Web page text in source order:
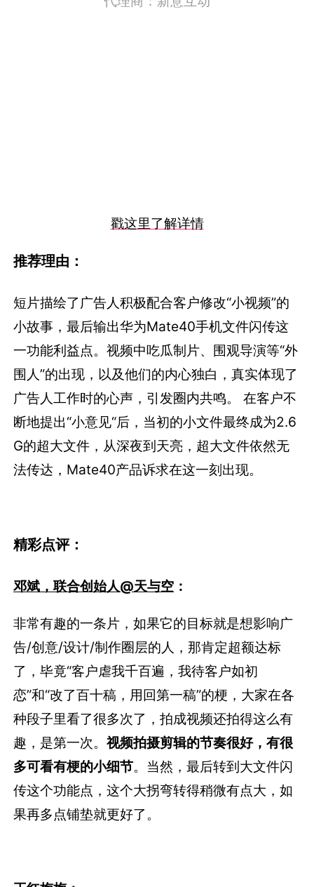
戳这里了解详情
推荐理由：
短片描绘了广告人积极配合客户修改“小视频”的
小故事，最后输出华为Mate40手机文件闪传这
一功能利益点。视频中吃瓜制片、围观导演等“外
围人”的出现，以及他们的内心独白，真实体现了
广告人工作时的心声，引发圈内共鸣。 在客户不
断地提出“小意见“后，当初的小文件最终成为2.6
G的超大文件，从深夜到天亮，超大文件依然无
法传达，Mate40产品诉求在这一刻出现。
精彩点评：
邓斌，联合创始人@天与空 ：
非常有趣的一条片，如果它的目标就是想影响广
告/创意/设计/制作圈层的人，那肯定超额达标
了，毕竟“客户虐我千百遍，我待客户如初
恋”和“改了百十稿，用回第一稿”的梗，大家在各
种段子里看了很多次了，拍成视频还拍得这么有
趣，是第一次。视频拍摄剪辑的节奏很好，有很
多可看有梗的小细节。当然，最后转到大文件闪
传这个功能点，这个大拐弯转得稍微有点大，如
果再多点铺垫就更好了。